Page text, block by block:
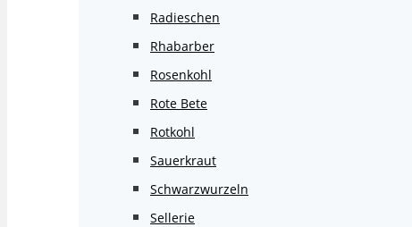
Radieschen
Rhabarber
Rosenkohl
Rote Bete
Rotkohl
Sauerkraut
Schwarzwurzeln
Sellerie